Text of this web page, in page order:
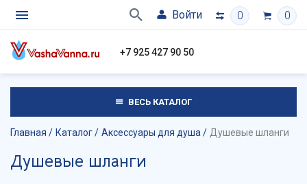
Войти 0 0
+7 925 427 90 50
ВЕСЬ КАТАЛОГ
Главная Каталог Аксессуары для душа Душевые шланги
Душевые шланги